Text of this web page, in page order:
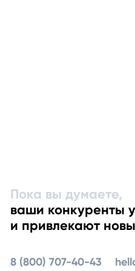
Пока вы думаете,
ваши конкуренты
и привлекают
8 (800) 707-40-43